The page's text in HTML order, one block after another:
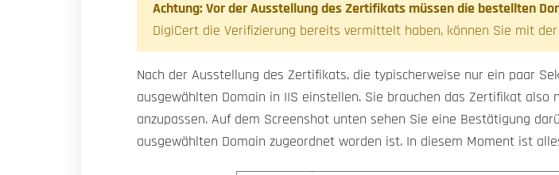
Achtung: Vor der Ausstellung des Zertifikats müssen die bestellten
DigiCert die Verifizierung bereits vermittelt haben, können Sie mit
Nach der Ausstellung des Zertifikats, die typischerweise nur ein paar
ausgewählten Domain in IIS einstellen. Sie brauchen das Zertifikat
anzupassen. Auf dem Screenshot unten sehen Sie eine Bestätigung
ausgewählten Domain zugeordnet worden ist. In diesem Moment ist